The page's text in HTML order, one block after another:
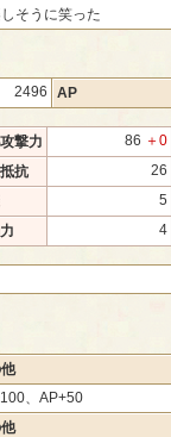
そうに笑った
2496 AP
撃力 86 ＋0
抗 26
5
4
、AP+50